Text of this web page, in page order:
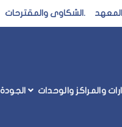
المعهد . الشكاوى والمقترحات
والمراكز والوحدات الجودة